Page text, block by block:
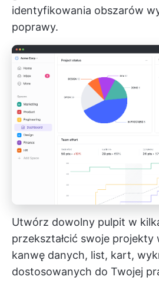
identyfikowania obszarów
poprawy.
Utwórz dowolny pulpit w
przekształcić swoje projekty
kanwę danych, list, kart,
dostosowanych do Twojej